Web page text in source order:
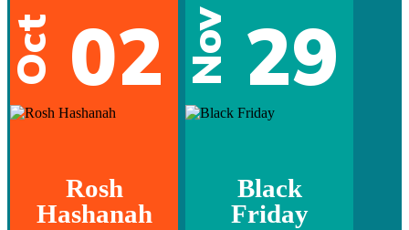
Oct 02
Rosh
Hashanah
Nov 29
Black
Friday